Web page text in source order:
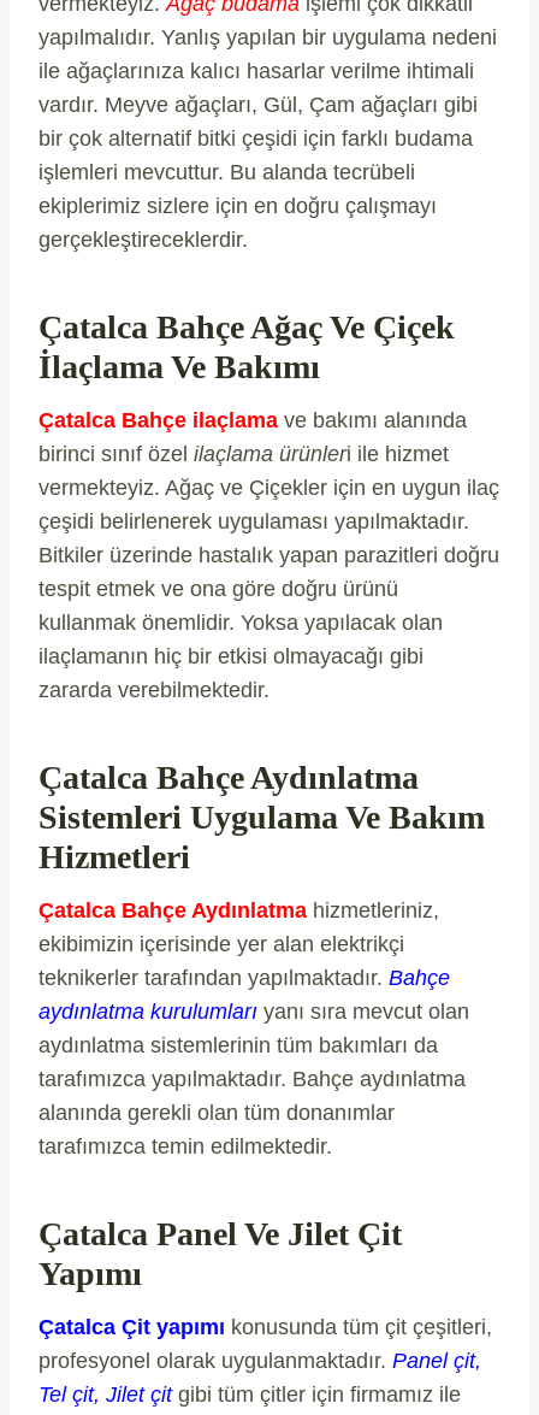
yapılmalıdır. Yanlış yapılan bir uygulama nedeni
ile ağaçlarınıza kalıcı hasarlar verilme ihtimali
vardır. Meyve ağaçları, Gül, Çam ağaçları gibi
bir çok alternatif bitki çeşidi için farklı budama
işlemleri mevcuttur. Bu alanda tecrübeli
ekiplerimiz sizlere için en doğru çalışmayı
gerçekleştireceklerdir.
Çatalca Bahçe Ağaç Ve Çiçek
İlaçlama Ve Bakımı
Çatalca Bahçe ilaçlama ve bakımı alanında
birinci sınıf özel ilaçlama ürünleri ile hizmet
vermekteyiz. Ağaç ve Çiçekler için en uygun ilaç
çeşidi belirlenerek uygulaması yapılmaktadır.
Bitkiler üzerinde hastalık yapan parazitleri doğru
tespit etmek ve ona göre doğru ürünü
kullanmak önemlidir. Yoksa yapılacak olan
ilaçlamanın hiç bir etkisi olmayacağı gibi
zararda verebilmektedir.
Çatalca Bahçe Aydınlatma
Sistemleri Uygulama Ve Bakım
Hizmetleri
Çatalca Bahçe Aydınlatma hizmetleriniz,
ekibimizin içerisinde yer alan elektrikçi
teknikerler tarafından yapılmaktadır. Bahçe
aydınlatma kurulumları yanı sıra mevcut olan
aydınlatma sistemlerinin tüm bakımları da
tarafımızca yapılmaktadır. Bahçe aydınlatma
alanında gerekli olan tüm donanımlar
tarafımızca temin edilmektedir.
Çatalca Panel Ve Jilet Çit
Yapımı
Çatalca Çit yapımı konusunda tüm çit çeşitleri,
profesyonel olarak uygulanmaktadır. Panel çit,
Tel çit, Jilet çitgibi tüm çitler için firmamız ile